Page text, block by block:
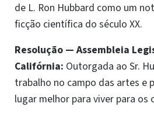
de L. Ron Hubbard como um
ficção científica do século XX.
Resolução —Assembleia
Califórnia: Outorgada ao Sr.
trabalho no campo das artes e
lugar melhor para viver para os